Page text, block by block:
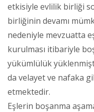
etkisiyle evlilik birliği
birliğinin devamı
nedeniyle mevzuatta
kurulması itibariyle
yükümlülük
da velayet ve nafaka
etmektedir.
Eşlerin boşanma